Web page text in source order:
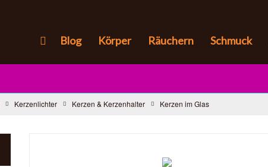
Blog Körper Räuchern Schmuck
Kerzenlichter Kerzen & Kerzenhalter Kerzen im Glas